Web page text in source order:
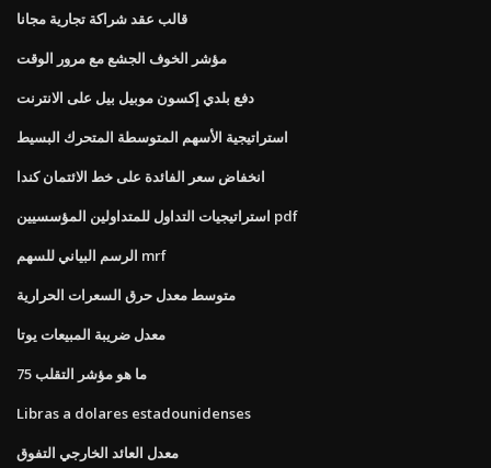
قالب عقد شراكة تجارية مجانا
مؤشر الخوف الجشع مع مرور الوقت
دفع بلدي إكسون موبيل بيل على الانترنت
استراتيجية الأسهم المتوسطة المتحرك البسيط
انخفاض سعر الفائدة على خط الائتمان كندا
استراتيجيات التداول للمتداولين المؤسسيين pdf
الرسم البياني للسهم mrf
متوسط ​​معدل حرق السعرات الحرارية
معدل ضريبة المبيعات يوتا
ما هو مؤشر التقلب 75
Libras a dolares estadounidenses
معدل العائد الخارجي التفوق